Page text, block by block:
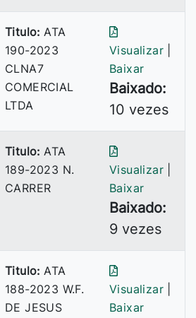
Titulo: ATA
190-2023
CLNA7
COMERCIAL
LTDA
Visualizar
Baixar
Baixado:
10 vezes
Titulo: ATA
189-2023 N.
CARRER
Visualizar
Baixar
Baixado:
9 vezes
Titulo: ATA
188-2023 W.F.
DE JESUS
Visualizar
Baixar